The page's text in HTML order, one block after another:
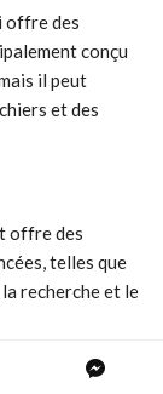
offre des
conçu
il peut
et des
offre des
telles que
recherche et le
et de